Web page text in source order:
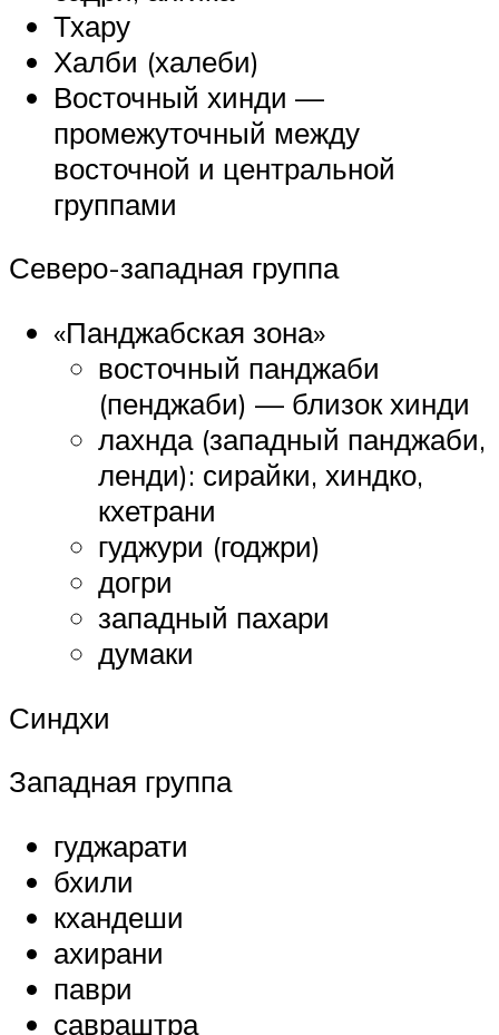
Тхару
Халби (халеби)
Восточный хинди —
промежуточный между
восточной и центральной
группами
Северо-западная группа
«Панджабская зона»
восточный панджаби
(пенджаби) — близок хинди
лахнда (западный панджаби,
ленди): сирайки, хиндко,
кхетрани
гуджури (годжри)
догри
западный пахари
думаки
Синдхи
Западная группа
гуджарати
бхили
кхандеши
ахирани
паври
савраштра